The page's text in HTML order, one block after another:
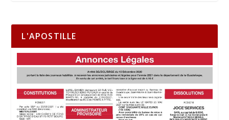
L'APOSTILLE